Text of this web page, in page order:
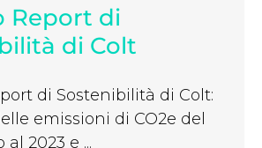
Report di
di Colt
di Sostenibilità di Colt:
emissioni di CO2e del
al 2023 e ...